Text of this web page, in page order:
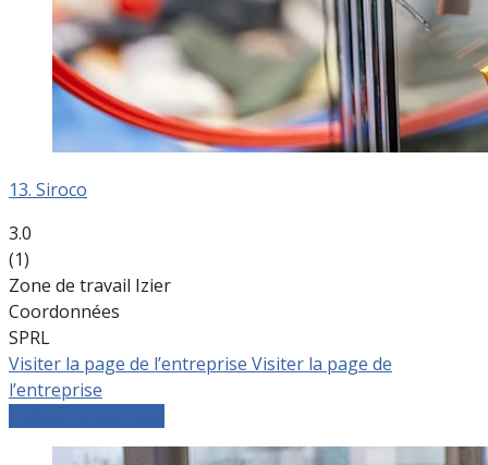
13. Siroco
3.0
(1)
Zone de travail Izier
Coordonnées
SPRL
Visiter la page de l’entreprise Visiter la page de
l’entreprise